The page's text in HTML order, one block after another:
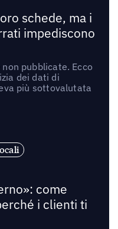
schede, ma i
impediscono
pubblicate. Ecco
dei dati di
più sottovalutata
come
i clienti ti